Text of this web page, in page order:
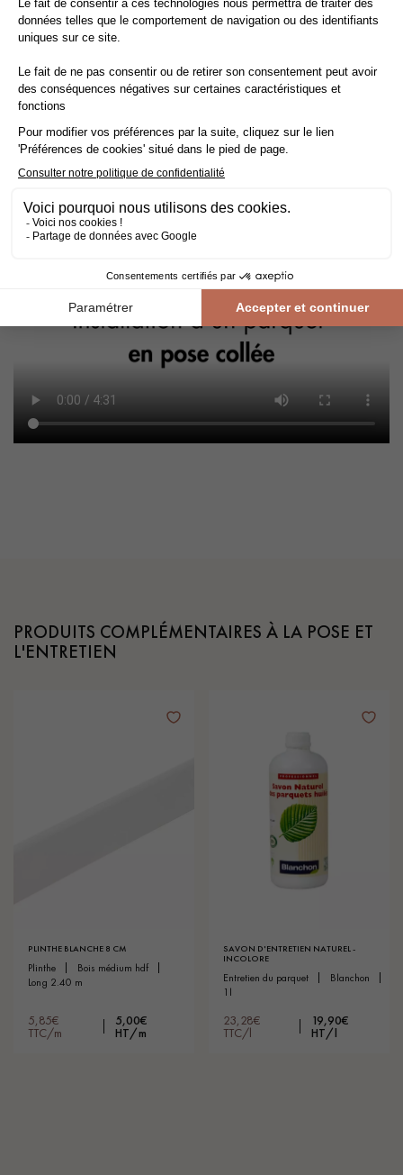
Tout pour faire soi-même : La pose collée
Lapose du parquet massif
nécessiter l'intervention d'un professionnel, mais peut aussi être
effectuée par des bricoleurs de bon niveau. Les qualités
intrinsèques du bois imposent un certain nombre de
précautions à respecter impérativement dans toutes les phases
de mise en œuvre : avant, pendant et après la pose.
Conseil : Ajoutez unemarge de 10%
PRODUITS COMPLÉMENTAIRES À LA POSE ET
L'ENTRETIEN
PLINTHE BLANCHE 8 CM
plinthe
bois médium hdf
long 2.40 m
5,85€
TTC/m
5,00€
HT/m
SAVON D'ENTRETIEN NATUREL -
INCOLORE
entretien du parquet
blanchon
1l
23,28€
TTC/l
19,90€
HT/l